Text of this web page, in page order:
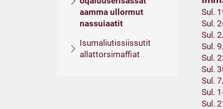
aamma ullormut
nassuiaatit
Isumaliutissiissutit
allattorsimaffiat
Sul.
Sul.
Sul.
Sul.
Sul.
Sul.
Sul.
Sul.
Sul.